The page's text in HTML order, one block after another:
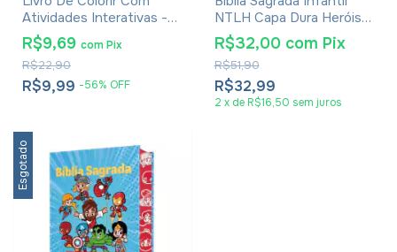
Atividades Interativas -
Jesus, O Verdadeiro Herói
Do Mundo
R$9,99 -56% OFF
R$22,90
R$9,69 comPix
NTLH Capa Dura Heróis
Menina
R$32,99
R$51,90
R$32,00 com Pix
2 x de R$16,50 sem juros
Esgotado